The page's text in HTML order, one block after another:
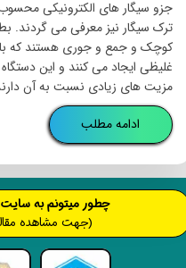
جزو سیگار های الکترونیکی
ترک سیگار نیز معرفی می گردند.
کوچک و جمع و جوری هستند که با
غلیظی ایجاد می کنند و این
مزیت های زیادی نسبت به آن
ادامه مطلب
​​​چطور میتونم به سایت
(جهت مشاهده